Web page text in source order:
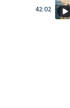
42:02